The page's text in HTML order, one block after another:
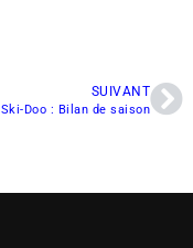
SUIVANT
Doo : Bilan de saison